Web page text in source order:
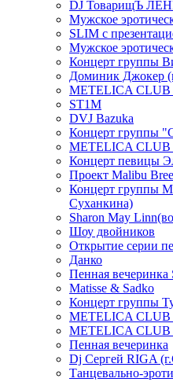
DJ ТоварищЪ
Мужское
SLIM с
Мужское
Концерт группы
Доминик Джокер
METELICA
ST1M
DVJ Bazuka
Концерт группы
METELICA
Концерт певицы
Проект Malibu
Концерт группы
Суханкина)
Sharon May
Шоу двойников
Открытие серии
Данко
Пенная
Matisse & Sadko
Концерт группы
METELICA CLUB
METELICA CLUB
Пенная вечеринка
Dj Сергей RIGA
Танцевально-